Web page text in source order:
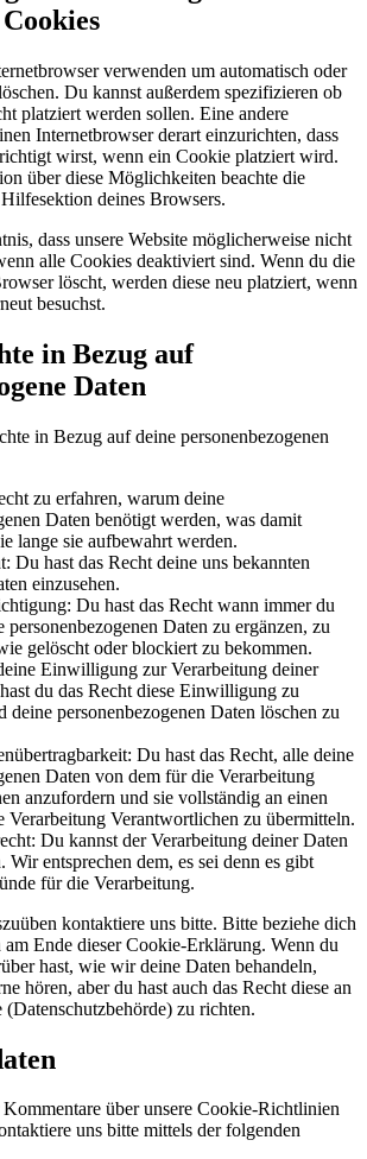
verwenden um automatisch oder
Du kannst außerdem spezifizieren ob
platziert werden sollen. Eine andere
Internetbrowser derart einzurichten, dass
wirst, wenn ein Cookie platziert wird.
über diese Möglichkeiten beachte die
deines Browsers.
dass unsere Website möglicherweise nicht
alle Cookies deaktiviert sind. Wenn du die
löscht, werden diese neu platziert, wenn
besuchst.
in Bezug auf
Daten
in Bezug auf deine personenbezogenen
zu erfahren, warum deine
Daten benötigt werden, was damit
lange sie aufbewahrt werden.
Du hast das Recht deine uns bekannten
einzusehen.
Du hast das Recht wann immer du
personenbezogenen Daten zu ergänzen, zu
gelöscht oder blockiert zu bekommen.
Einwilligung zur Verarbeitung deiner
du das Recht diese Einwilligung zu
deine personenbezogenen Daten löschen zu
Du hast das Recht, alle deine
Daten von dem für die Verarbeitung
anzufordern und sie vollständig an einen
Verarbeitung Verantwortlichen zu übermitteln.
Du kannst der Verarbeitung deiner Daten
Wir entsprechen dem, es sei denn es gibt
für die Verarbeitung.
kontaktiere uns bitte. Bitte beziehe dich
Ende dieser Cookie-Erklärung. Wenn du
hast, wie wir deine Daten behandeln,
hören, aber du hast auch das Recht diese an
zu richten.
über unsere Cookie-Richtlinien
uns bitte mittels der folgenden